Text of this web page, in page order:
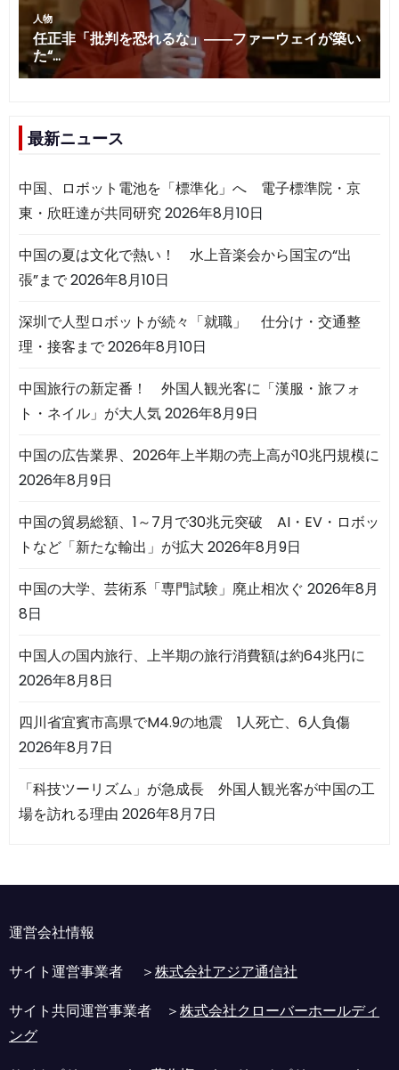
最新ニュース
中国、ロボット電池を「標準化」へ 電子標準院・京
東・欣旺達が共同研究2026年8月10日
中国の夏は文化で熱い！ 水上音楽会から国宝の“出
張”まで2026年8月10日
深圳で人型ロボットが続々「就職」 仕分け・交通整
理・接客まで2026年8月10日
中国旅行の新定番！ 外国人観光客に「漢服・旅フォ
ト・ネイル」が大人気2026年8月9日
中国の広告業界、2026年上半期の売上高が10兆円規模に
2026年8月9日
中国の貿易総額、1～7月で30兆元突破 AI・EV・ロボッ
トなど「新たな輸出」が拡大 2026年8月9日
中国の大学、芸術系「専門試験」廃止相次ぐ 2026年8月
8日
中国人の国内旅行、上半期の旅行消費額は約64兆円に
2026年8月8日
四川省宜賓市高県でM4.9の地震 1人死亡、6人負傷
2026年8月7日
「科技ツーリズム」が急成長 外国人観光客が中国の工
場を訪れる理由 2026年8月7日
運営会社情報
サイト運営事業者 ＞株式会社アジア通信社
サイト共同運営事業者 ＞株式会社クローバーホールディ
ング